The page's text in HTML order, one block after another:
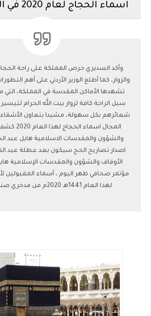
اسماء الحجاج لعام 2020 في الاردن
وأكد السديري حرص المملكة على راحة
والزوار، كما أطلع الوزير الأردني على أهم
تشهدها الأماكن المقدسة في المملكة، التي
سبل الراحة كافة لزوار بيت الله الحرام
شعائرهم بكل سهولة، مشيدا بتعاون الأشقاء
المجال اسماء
والشؤون والمقدسات الاسلامية هايل عبد
اصدار تصاريح الحج سيكون بعد عطلة عيد
الأوقاف والشؤون والمقدسات الإسلامية
مؤتمر صحافي ظهر اليوم ، أسماء المقبولين
لهذا العام 1441هـ 2020م من مدخري صندوق الحج.